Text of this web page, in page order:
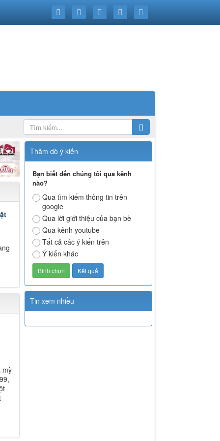
mỳ
Thăm dò ý kiến
Bạn biết đến chúng tôi qua kênh
nào?
Qua tìm kiếm thông tin trên
google
Qua lời giới thiệu của bạn bè
Qua kênh youtube
Tất cả các ý kiến trên
Ý kiến khác
Tin xem nhiều